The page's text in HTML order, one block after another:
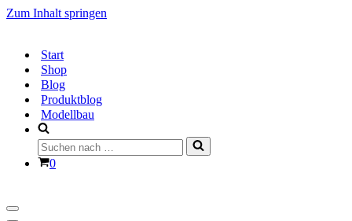
Zum Inhalt springen
Start
Shop
Blog
Produktblog
Modellbau
Suchen
nach …
Warenkorb
0
Navigationsmenü